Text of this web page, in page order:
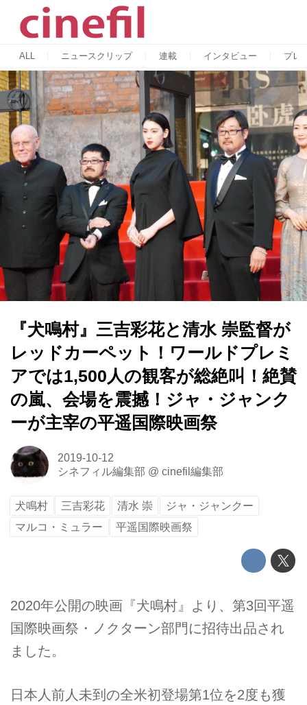
ALL ニュースクリップ 連載 インタビュー プレ
『犬鳴村』三吉彩花と清水 崇監督が
レッドカーペット！ワールドプレミ
アでは1,500人の観客が総絶叫！絶賛
の嵐、会場を震撼！ジャ・ジャンク
ーが主宰の平遥国際映画祭
2019-10-12
シネフィル編集部 @ cinefil編集部
犬鳴村 三吉彩花 清水 崇
ジャ・ジャンクー
マルコ・ミュラー
平遥国際映画祭
2020年公開の映画『犬鳴村』より、第3回平遥
国際映画祭・ノクターン部門に招待出品され
ました。
日本人前人未到の全米初登場第1位を2度も獲